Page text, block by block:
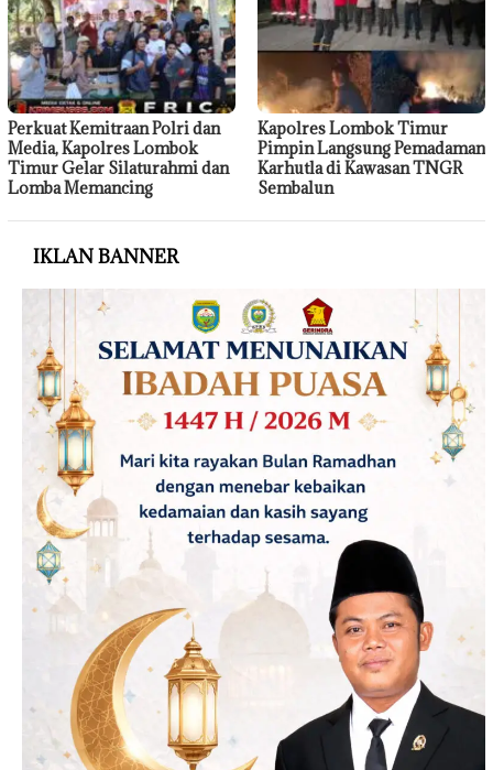
Perkuat Kemitraan Polri dan
Media, Kapolres Lombok
Timur Gelar Silaturahmi dan
Lomba Memancing
Kapolres Lombok Timur
Pimpin Langsung Pemadaman
Karhutla di Kawasan TNGR
Sembalun
IKLAN BANNER